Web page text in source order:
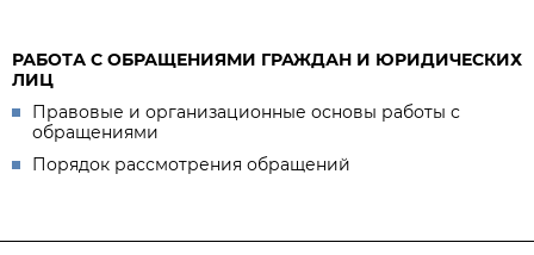
РАБОТА С ОБРАЩЕНИЯМИ ГРАЖДАН И ЮРИДИЧЕСКИХ
ЛИЦ
Правовые и организационные основы работы с
обращениями
Порядок рассмотрения обращений